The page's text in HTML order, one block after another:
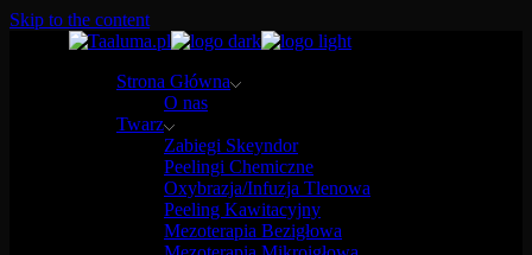
Skip to the content
Strona Główna
O nas
Twarz
Zabiegi Skeyndor
Peelingi Chemiczne
Oxybrazja/Infuzja Tlenowa
Peeling Kawitacyjny
Mezoterapia Bezigłowa